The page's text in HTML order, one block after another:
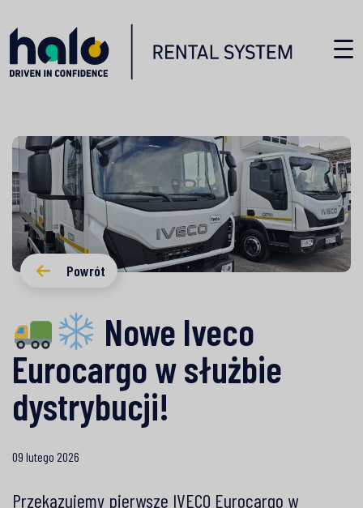
Powrót
Nowe Iveco
Eurocargo w służbie
dystrybucji!
09 lutego 2026
Przekazujemy pierwsze IVECO Eurocargo w